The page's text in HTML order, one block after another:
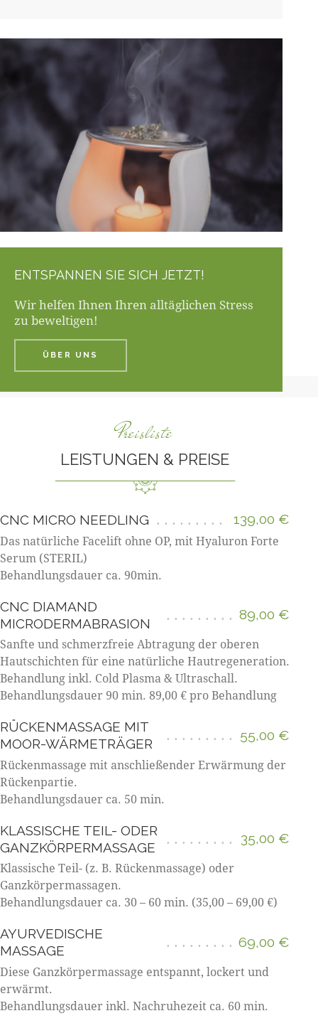
ENTSPANNEN SIE SICH JETZT!
Wir helfen Ihnen Ihren alltäglichen Stress
zu beweltigen!
ÜBER UNS
Preisliste
LEISTUNGEN & PREISE
CNC MICRO NEEDLING 139,00 €
Das natürliche Facelift ohne OP, mit Hyaluron Forte
Serum (STERIL)
Behandlungsdauer ca. 90min.
CNC DIAMAND
MICRODERMABRASION
89,00 €
Sanfte und schmerzfreie Abtragung der oberen
Hautschichten für eine natürliche Hautregeneration.
Behandlung inkl. Cold Plasma & Ultraschall.
Behandlungsdauer 90 min. 89,00 € pro Behandlung
RÜCKENMASSAGE MIT
MOOR-WÄRMETRÄGER
55,00 €
Rückenmassage mit anschließender Erwärmung der
Rückenpartie.
Behandlungsdauer ca. 50 min.
KLASSISCHE TEIL- ODER
GANZKÖRPERMASSAGE
35,00 €
Klassische Teil- (z. B. Rückenmassage) oder
Ganzkörpermassagen.
Behandlungsdauer ca. 30 – 60 min. (35,00 – 69,00 €)
AYURVEDISCHE
MASSAGE
69,00 €
Diese Ganzkörpermassage entspannt, lockert und
erwärmt.
Behandlungsdauer inkl. Nachruhezeit ca. 60 min.